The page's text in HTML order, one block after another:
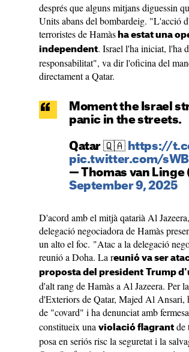
després que alguns mitjans diguessin
Units abans del bombardeig. "L'acció
terroristes de Hamàs ha estat una
independent. Israel l'ha iniciat, l'ha
responsabilitat", va dir l'oficina del
directament a Qatar.
Moment the Israel
panic in the streets.
Qatar 🇶🇦 https://
pic.twitter.com/
— Thomas van Linge
September 9, 2025
D'acord amb el mitjà qatarià Al
delegació negociadora de Hamàs
un alto el foc. "Atac a la delegació
reunió a Doha. La reunió va ser
proposta del president
Trump
d'alt rang de Hamàs a Al Jazeera. Per
d'Exteriors de Qatar, Majed Al Ansari,
de "covard" i ha denunciat amb
constitueix una violació flagrant de
posa en seriós risc la seguretat i la